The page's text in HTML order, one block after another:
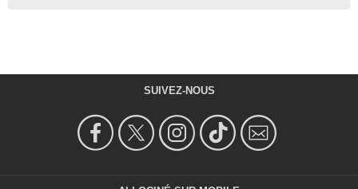
SUIVEZ-NOUS